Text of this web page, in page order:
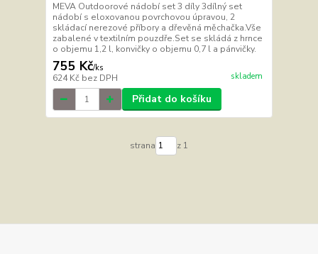
MEVA Outdoorové nádobí set 3 díly 3dílný set
nádobí s eloxovanou povrchovou úpravou, 2
skládací nerezové příbory a dřevěná měchačka.Vše
zabalené v textilním pouzdře.Set se skládá z hrnce
o objemu 1,2 l, konvičky o objemu 0,7 l a pánvičky.
755 Kč/ks
624 Kč bez DPH skladem
Přidat do košíku
strana z 1